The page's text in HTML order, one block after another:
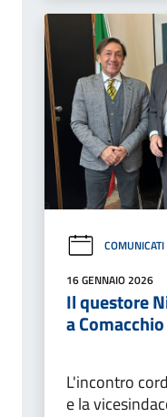
COMUNICATI
16 GENNAIO 2026
Il questore
a Comacchio
L'incontro
e la